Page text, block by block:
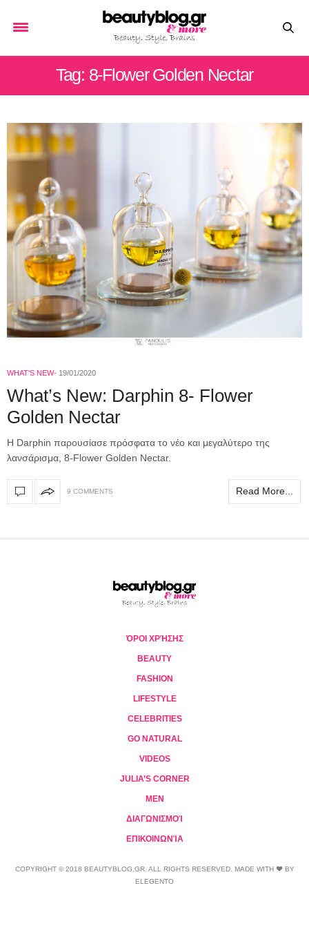
Tag: 8-Flower Golden Nectar
WHAT'S NEW 19/01/2020
What’s New: Darphin 8- Flower
Golden Nectar
H Darphin παρουσίασε πρόσφατα το νέο και μεγαλύτερο της
λανσάρισμα, 8-Flower Golden Nectar.
9 COMMENTS Read More...
ΌΡΟΙ ΧΡΉΣΗΣ
BEAUTY
FASHION
LIFESTYLE
CELEBRITIES
GO NATURAL
VIDEOS
JULIA’S CORNER
MEN
ΔΙΑΓΩΝΙΣΜΟΊ
ΕΠΙΚΟΙΝΩΝΊΑ
COPYRIGHT © 2018 BEAUTYBLOG.GR. ALL RIGHTS RESERVED. MADE WITH ❤ BY
ELEGENTO